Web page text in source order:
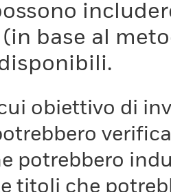
base al
obiettivo di
potrebbero
titoli che